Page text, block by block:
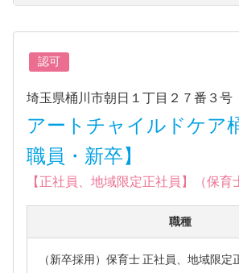
認可
埼玉県桶川市朝日１丁目２７番３号
アートチャイルドケア
職員・新卒】
【正社員、地域限定正社員】（保育
職種
（新卒採用）保育士 正社員、地域限定